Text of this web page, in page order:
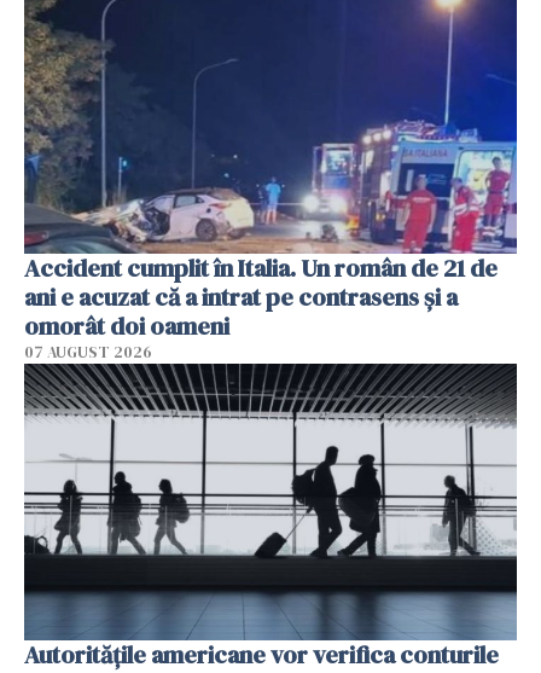
Accident cumplit în Italia. Un român de 21 de
ani e acuzat că a intrat pe contrasens și a
omorât doi oameni
07 AUGUST 2026
Autorităţile americane vor verifica conturile